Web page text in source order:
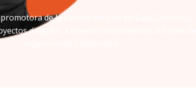
de la cultura del vino en Baja California.
dirigidos a nuevos consumidores a través de